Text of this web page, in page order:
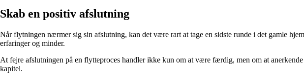
Skab en positiv afslutning
Når flytningen nærmer sig sin afslutning, kan det være rart at tage en sidste runde i det gamle
erfaringer og minder.
At fejre afslutningen på en flytteproces handler ikke kun om at være færdig, men om at
kapitel.